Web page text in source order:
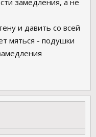
замедления, а не
и давить со всей
мяться - подушки